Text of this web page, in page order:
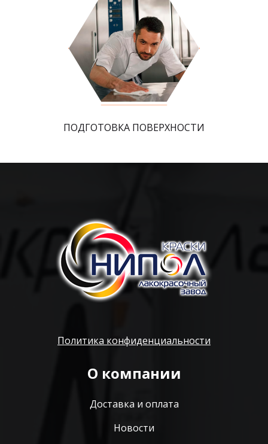
ПОДГОТОВКА ПОВЕРХНОСТИ
Политика конфиденциальности
О компании
Доставка и оплата
Новости